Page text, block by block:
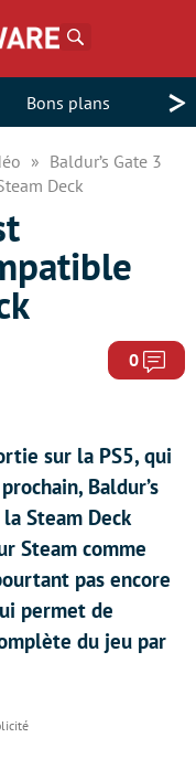
Bons plans >
Baldur’s Gate 3
Deck
0
sur la PS5, qui
Baldur’s
Steam Deck
Steam comme
pas encore
permet de
du jeu par